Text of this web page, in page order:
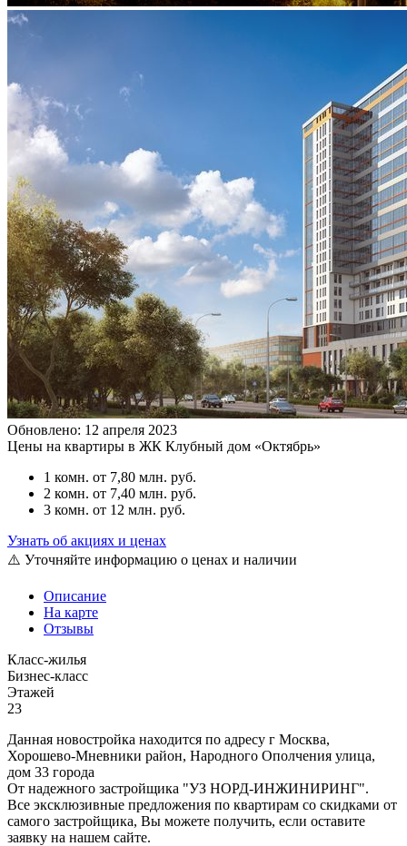
Обновлено: 12 апреля 2023
Цены на квартиры в ЖК Клубный дом «Октябрь»
1 комн. от 7,80 млн. руб.
2 комн. от 7,40 млн. руб.
3 комн. от 12 млн. руб.
Узнать об акциях и ценах
⚠️ Уточняйте информацию о ценах и наличии
Описание
На карте
Отзывы
Класс-жилья
Бизнес-класс
Этажей
23
Данная новостройка находится по адресу г Москва,
Хорошево-Мневники район, Народного Ополчения улица,
дом 33 города
От надежного застройщика "УЗ НОРД-ИНЖИНИРИНГ".
Все эксклюзивные предложения по квартирам со скидками от
самого застройщика, Вы можете получить, если оставите
заявку на нашем сайте.